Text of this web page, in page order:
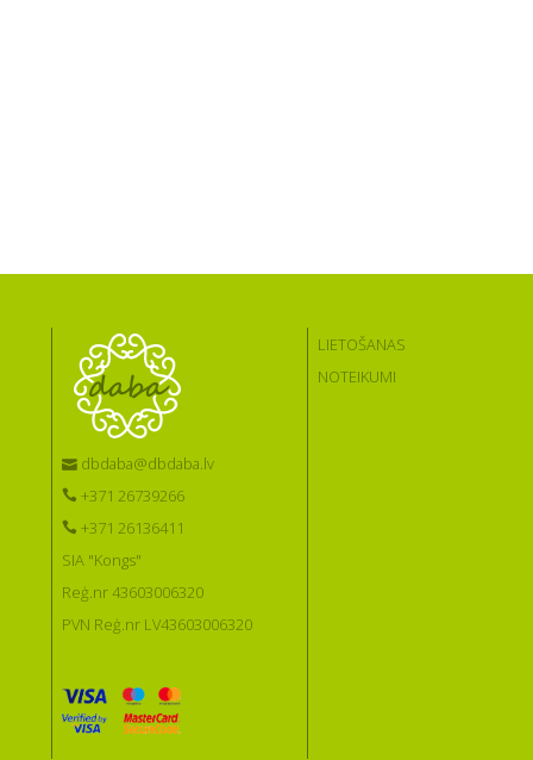
dbdaba@dbdaba.lv
+371 26739266
+371 26136411
SIA "Kongs"
Reģ.nr 43603006320
PVN Reģ.nr LV43603006320
LIETOŠANAS
NOTEIKUMI